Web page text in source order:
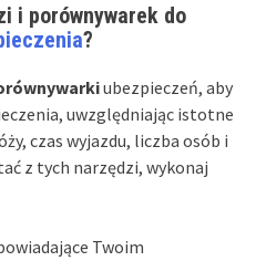
i porównywarek do
?
ubezpieczeń, aby
uwzględniając istotne
czas wyjazdu, liczba osób i
z tych narzędzi, wykonaj
Twoim